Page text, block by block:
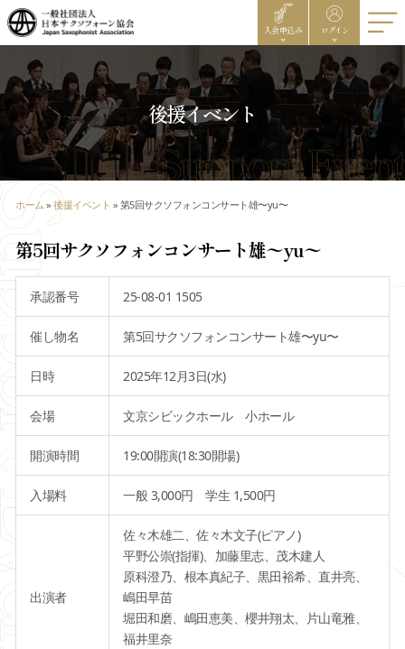
入会申込み ログイン
後援イベント
ホーム » 後援イベント » 第5回サクソフォンコンサート雄〜yu〜
第5回サクソフォンコンサート雄〜yu〜
承認番号 25-08-01 1505
催し物名 第5回サクソフォンコンサート雄〜yu〜
日時 2025年12月3日(水)
会場 文京シビックホール 小ホール
開演時間 19:00開演(18:30開場)
入場料 一般 3,000円 学生 1,500円
出演者
佐々木雄二、佐々木文子(ピアノ)
平野公崇(指揮)、加藤里志、茂木建人
原科澄乃、根本真紀子、黒田裕希、直井亮、
嶋田早苗
堀田和磨、嶋田恵美、櫻井翔太、片山竜雅、
福井里奈